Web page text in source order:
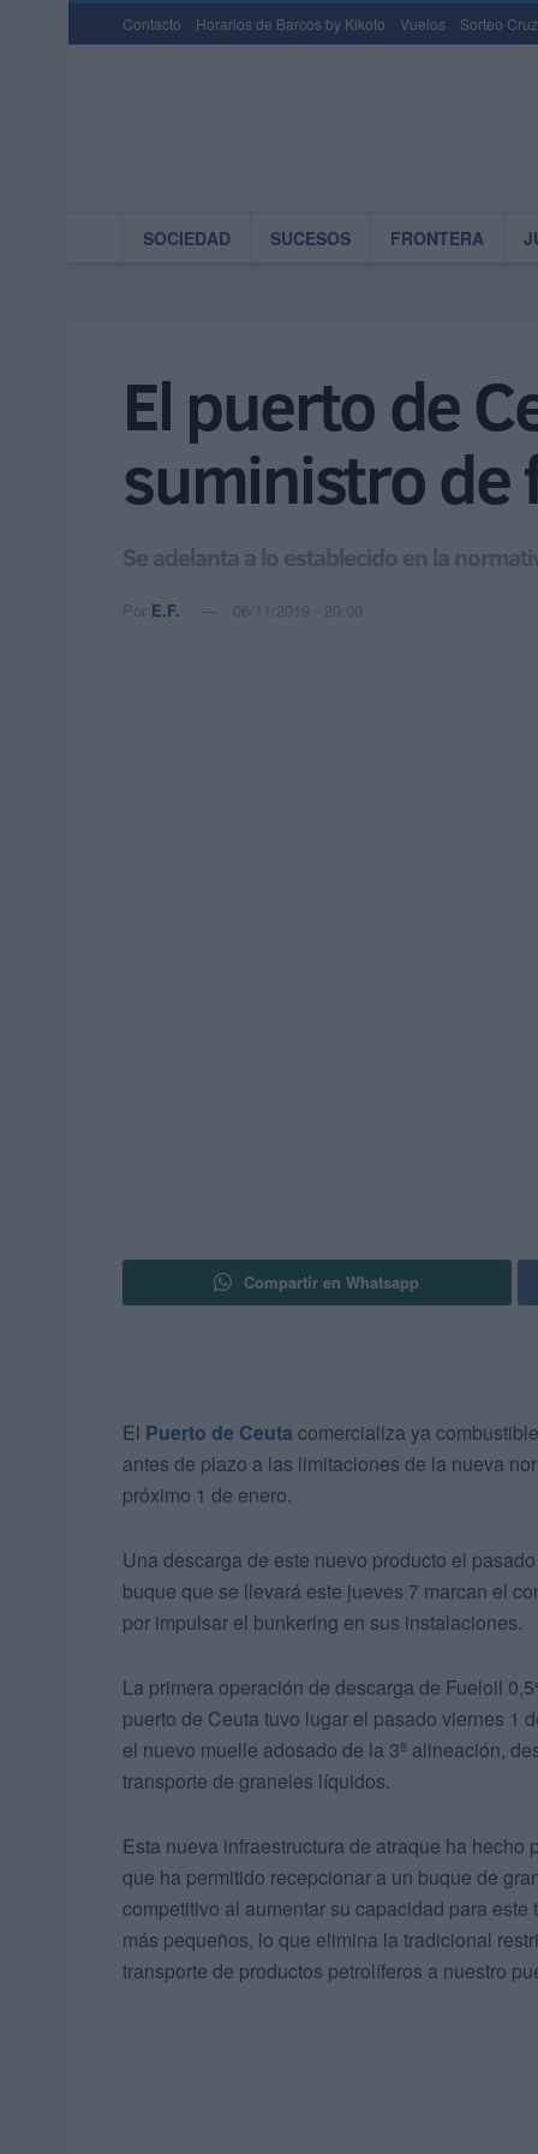
Contacto Horarios de Barcos by Kikoto Vuelos Sorteo
SOCIEDAD SUCESOS FRONTERA
El puerto de
suministro de
Se adelanta a lo establecido en la
Por E.F. 06/11/2019 - 20:00
Compartir en Whatsapp
El Puerto de Ceuta comercializa ya
antes de plazo a las limitaciones de la nueva
próximo 1 de enero.
Una descarga de este nuevo producto el
buque que se llevará este jueves 7 marcan el
por impulsar el bunkering en sus instalaciones.
La primera operación de descarga de Fueloil
puerto de Ceuta tuvo lugar el pasado viernes 1
el nuevo muelle adosado de la 3º alineación,
transporte de graneles líquidos.
Esta nueva infraestructura de atraque ha
que ha permitido recepcionar a un buque de
competitivo al aumentar su capacidad para
más pequeños, lo que elimina la tradicional
transporte de productos petrolíferos a nuestro